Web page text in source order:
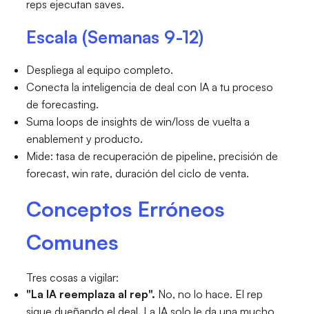
reps ejecutan saves.
Escala (Semanas 9-12)
Despliega al equipo completo.
Conecta la inteligencia de deal con IA a tu proceso
de forecasting.
Suma loops de insights de win/loss de vuelta a
enablement y producto.
Mide: tasa de recuperación de pipeline, precisión de
forecast, win rate, duración del ciclo de venta.
Conceptos Erróneos
Comunes
Tres cosas a vigilar:
"La IA reemplaza al rep". No, no lo hace. El rep
sigue dueñando el deal. La IA solo le da una mucho